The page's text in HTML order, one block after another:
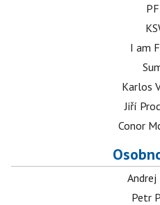
I am
Karlos
Jiří
Conor
Andrej
Petr